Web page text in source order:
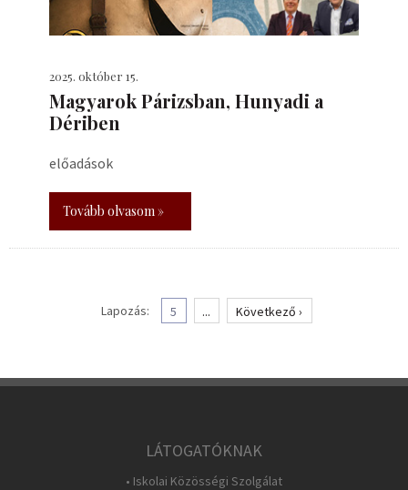
2025. október 15.
​Magyarok Párizsban, Hunyadi a
Dériben
előadások
Tovább olvasom »
Lapozás: 5 ... Következő ›
LÁTOGATÓKNAK
• Iskolai Közösségi Szolgálat